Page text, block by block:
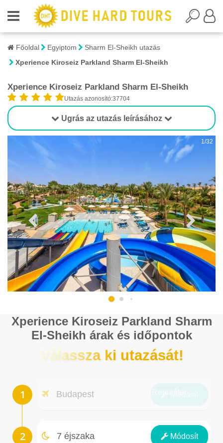
Főoldal Egyiptom
Sharm El-Sheikh utazás
Xperience Kiroseiz Parkland Sharm El-Sheikh
Xperience Kiroseiz Parkland Sharm El-Sheikh
Utazás azonosító:37704
Ugrás az utazás leírásához
1/32
Xperience Kiroseiz Parkland Sharm
El-Sheikh árak és időpontok
Válassza ki utazását!
Budapest
7 éjszaka Módosít
Éjszakák